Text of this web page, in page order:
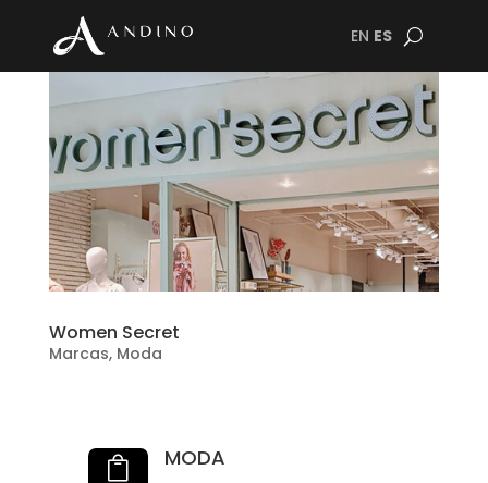
EN ES
Women Secret
Marcas, Moda
 MODA